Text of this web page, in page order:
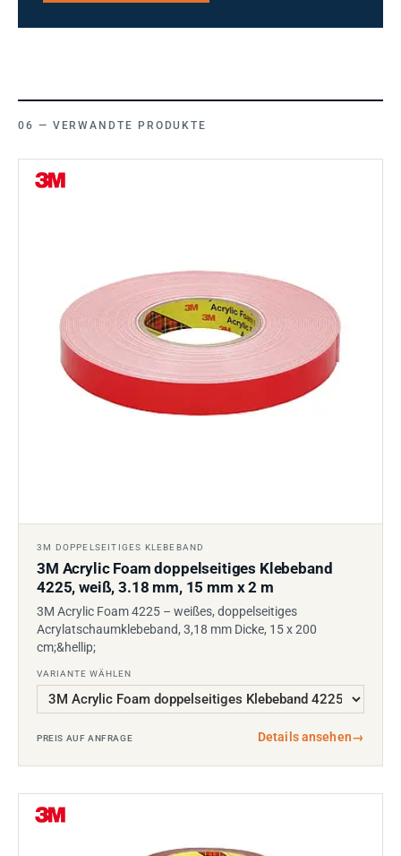
VERWANDTE PRODUKTE
3M DOPPELSEITIGES KLEBEBAND
3M Acrylic Foam doppelseitiges Klebeband
4225, weiß, 3.18 mm, 15 mm x 2 m
3M Acrylic Foam 4225 – weißes, doppelseitiges
Acrylatschaumklebeband, 3,18 mm Dicke, 15 x 200
cm;&hellip;
VARIANTE WÄHLEN
PREIS AUF ANFRAGE Details ansehen→